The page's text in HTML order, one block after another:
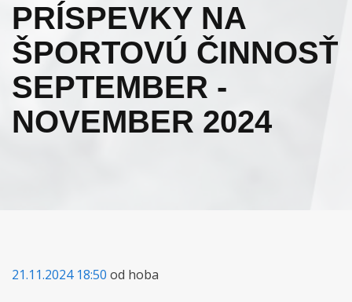
PRÍSPEVKY NA
ŠPORTOVÚ ČINNOSŤ
SEPTEMBER -
NOVEMBER 2024
21.11.2024 18:50 od hoba